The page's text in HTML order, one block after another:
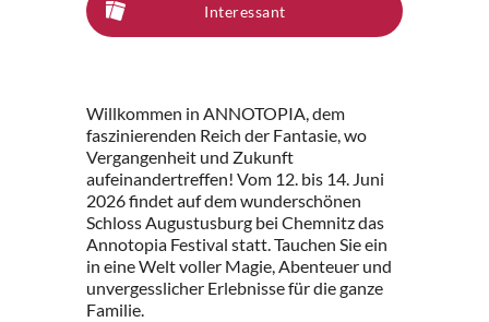
Interessant
Willkommen in ANNOTOPIA, dem
faszinierenden Reich der Fantasie, wo
Vergangenheit und Zukunft
aufeinandertreffen! Vom 12. bis 14. Juni
2026 findet auf dem wunderschönen
Schloss Augustusburg bei Chemnitz das
Annotopia Festival statt. Tauchen Sie ein
in eine Welt voller Magie, Abenteuer und
unvergesslicher Erlebnisse für die ganze
Familie.